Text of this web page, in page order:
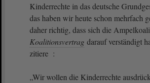
Kinderrechte in das deutsche
das haben wir heute schon mehrfach
daher richtig, dass sich die
Koalitionsvertrag darauf verständigt
zitiere :
„Wir wollen die Kinderrechte